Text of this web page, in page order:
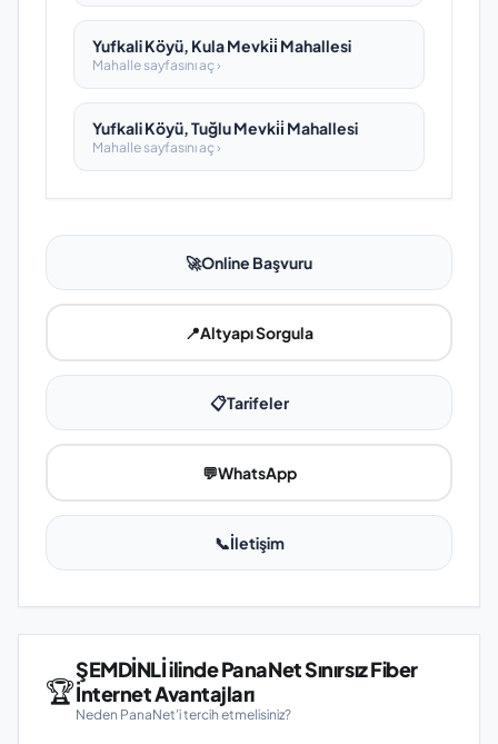
Yufkali Köyü, Kula Mevki̇i̇ Mahallesi
Mahalle sayfasını aç ›
Yufkali Köyü, Tuğlu Mevki̇i̇ Mahallesi
Mahalle sayfasını aç ›
🚀Online Başvuru
📍Altyapı Sorgula
📋Tarifeler
💬WhatsApp
📞İletişim
🏆
ŞEMDİNLİ ilinde PanaNet Sınırsız Fiber
İnternet Avantajları
Neden PanaNet'i tercih etmelisiniz?